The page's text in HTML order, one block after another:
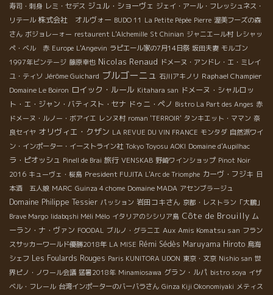
寿司・刺身 レミ・セデス ジュル・ショーヴェ ジェイ・アール・フレッシュネス・
リテール 株式会社 オルヴォー BUDO 11 La Petite Pépée Pierre 渥美フーズの森
さん ボジョレーォー restaurent L'Alchemille St Chinian ジャニエール村 レシャッ
ペ・ベル 赤 Europe L'Angevin ラピエール家の7月14日祭 坂田夫妻 モルゴン
1997年ビンテージ 藤原幸也 Nicolas Renaud ドメーヌ・アンドレ・エ・ミレイ
ユ・ティソ Jérôme Guichard ブルゴーニュ 石川アキノリ Raphael Champier
Domaine Le Boiron ロイック・ルール Kitahara san ドメーヌ・シャルロッ
ト・エ・ジャン・バティスト・セナ ドゥニ・ペノ Bistro La Part des Anges 赤
ドメーヌ・ルノー・ボアイエ レンヌ村 roman 'TERROIR' タンキエット・ママン 奈
良セイヤ オリヴィエ・クザン LA REVUE DU VIN FRANCE モンタダ 自然派ワイ
ン・インポーター・イーストライン社 Tokyo Toyosu AOKI Domaine d'Aupilhac
ラ・ピオッシュ Pinell de Brai 旅行 VENSKAB 野崎ワインショップ Pinot Noir
2016 キューヴェ・桜島 President FUJITA L'Arc de Triomphe カーヴ・フジキ 日
本酒 五人娘 MARC Guinza 4 chome Domaine MADA アセンブラージュ
Domaine Philippe Tessier パッション 岩田コキさん 京都・レストラン「大鵬」
Brave Margo Iidabqshi Méli Mélo イタリアのシシリア島 Côte de Brouilly ム
ーラン・ナ・ヴァン FOODAL ブルノ・グラニエ Aux Amis Komatsu san フラン
スサッカーワールド優勝2018年 LA MISE Rémi Sédès Maruyama Hiroto 鳥海
シェフ Les Foulards Rouges Paris KUNITORA UDON 東京・文京 Nishio san 世
界ピノ・ノワール会議 猛暑2018年 Minamiosawa グラン・ルパ bistro soya イザ
ベル・フレール 台湾インポーターのバーバラさん Ginza Kiji Okonomiyaki メティス